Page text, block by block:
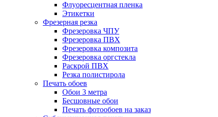
Флуоресцентная пленка
Этикетки
Фрезерная резка
Фрезеровка ЧПУ
Фрезеровка ПВХ
Фрезеровка композита
Фрезеровка оргстекла
Раскрой ПВХ
Резка полистирола
Печать обоев
Обои 3 метра
Бесшовные обои
Печать фотообоев на заказ